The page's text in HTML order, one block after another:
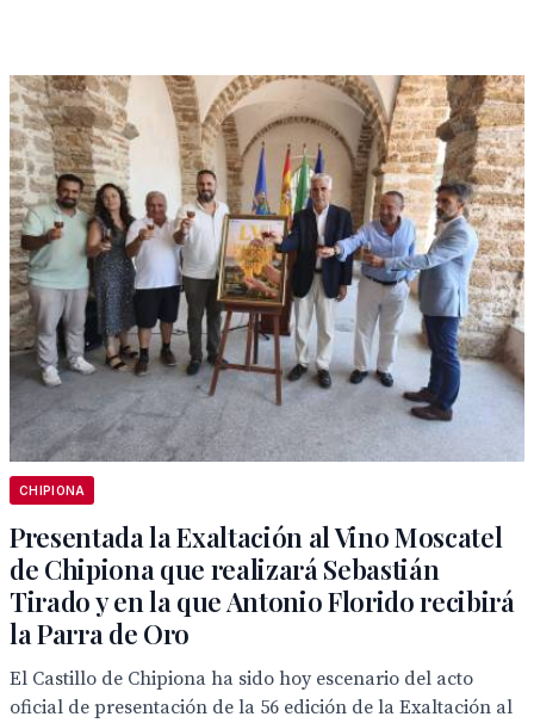
CHIPIONA
Presentada la Exaltación al Vino Moscatel
de Chipiona que realizará Sebastián
Tirado y en la que Antonio Florido recibirá
la Parra de Oro
El Castillo de Chipiona ha sido hoy escenario del acto
oficial de presentación de la 56 edición de la Exaltación al